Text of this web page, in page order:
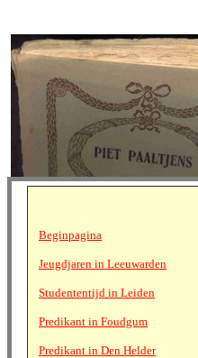
Beginpagina
Jeugdjaren in Leeuwarden
Studententijd in Leiden
Predikant in Foudgum
Predikant in Den Helder